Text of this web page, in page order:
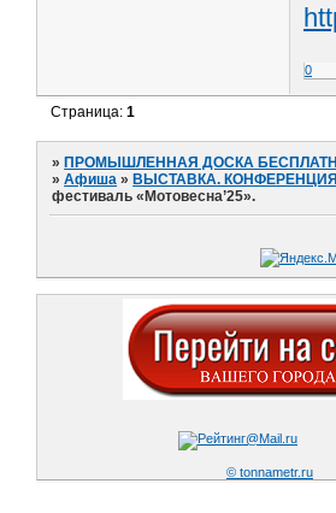
0
Страница:1
» ПРОМЫШЛЕННАЯ ДОСКА
»Афиша » ВЫСТАВКА. КОНФЕРЕНЦИЯ
фестиваль «Мотовесна’25».
© tonnametr.ru